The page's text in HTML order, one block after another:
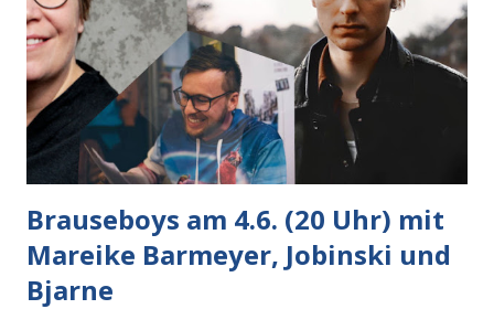
Brauseboys am 4.6. (20 Uhr) mit
Mareike Barmeyer, Jobinski und
Bjarne